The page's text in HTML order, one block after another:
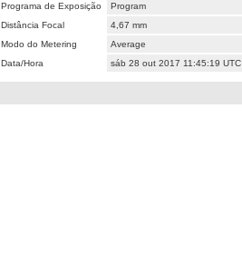
Programa de Exposição
Program
Distância Focal
4,67 mm
Modo do Metering
Average
Data/Hora sáb 28 out 2017 11:45:19 UTC